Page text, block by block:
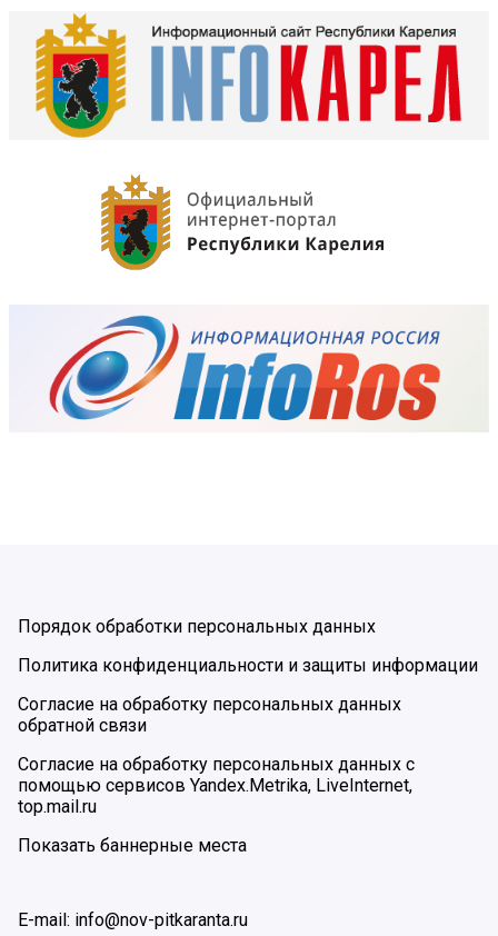
Порядок обработки персональных данных
Политика конфиденциальности и защиты информации
Согласие на обработку персональных данных
обратной связи
Согласие на обработку персональных данных с
помощью сервисов Yandex.Metrika, LiveInternet,
top.mail.ru
Показать баннерные места
E-mail: info@nov-pitkaranta.ru